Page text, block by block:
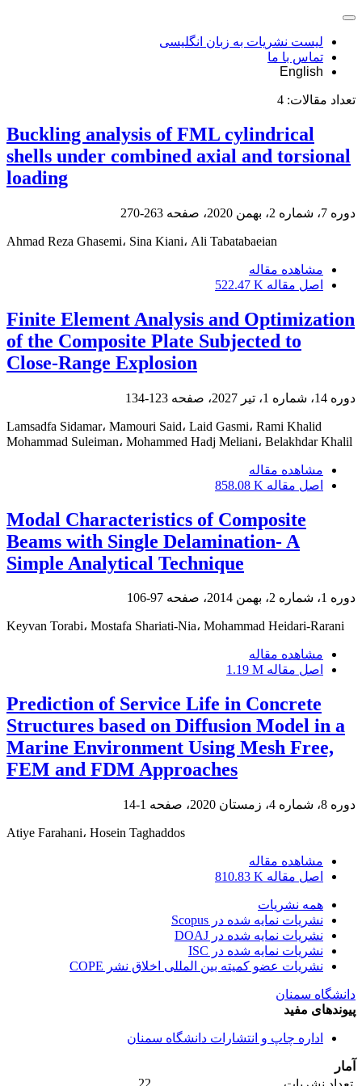
لیست نشریات به زبان انگلیسی
تماس با ما
English
تعداد مقالات: 4
Buckling analysis of FML cylindrical
shells under combined axial and torsional
loading
دوره 7، شماره 2، بهمن 2020، صفحه 263-270
Ahmad Reza Ghasemi، Sina Kiani، Ali Tabatabaeian
مشاهده مقاله
اصل مقاله 522.47 K
Finite Element Analysis and Optimization
of the Composite Plate Subjected to
Close-Range Explosion
دوره 14، شماره 1، تیر 2027، صفحه 123-134
Lamsadfa Sidamar، Mamouri Said، Laid Gasmi، Rami Khalid
Mohammad Suleiman، Mohammed Hadj Meliani، Belakhdar Khalil
مشاهده مقاله
اصل مقاله 858.08 K
Modal Characteristics of Composite
Beams with Single Delamination- A
Simple Analytical Technique
دوره 1، شماره 2، بهمن 2014، صفحه 97-106
Keyvan Torabi، Mostafa Shariati-Nia، Mohammad Heidari-Rarani
مشاهده مقاله
اصل مقاله 1.19 M
Prediction of Service Life in Concrete
Structures based on Diffusion Model in a
Marine Environment Using Mesh Free,
FEM and FDM Approaches
دوره 8، شماره 4، زمستان 2020، صفحه 1-14
Atiye Farahani، Hosein Taghaddos
مشاهده مقاله
اصل مقاله 810.83 K
همه نشریات
نشریات نمایه شده در Scopus
نشریات نمایه شده در DOAJ
نشریات نمایه شده در ISC
نشریات عضو کمیته بین المللی اخلاق نشر COPE
دانشگاه سمنان
پیوندهای مفید
اداره چاپ و انتشارات دانشگاه سمنان
آمار